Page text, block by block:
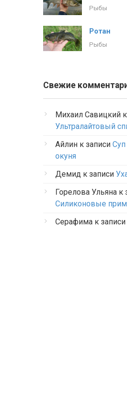
Рыбы
Ротан
Рыбы
Свежие
Михаил Савицкий
Ультралайтовый
Айлин к записи Суп
окуня
Демид к записи
Горелова Ульяна к
Силиконовые
Серафима к записи